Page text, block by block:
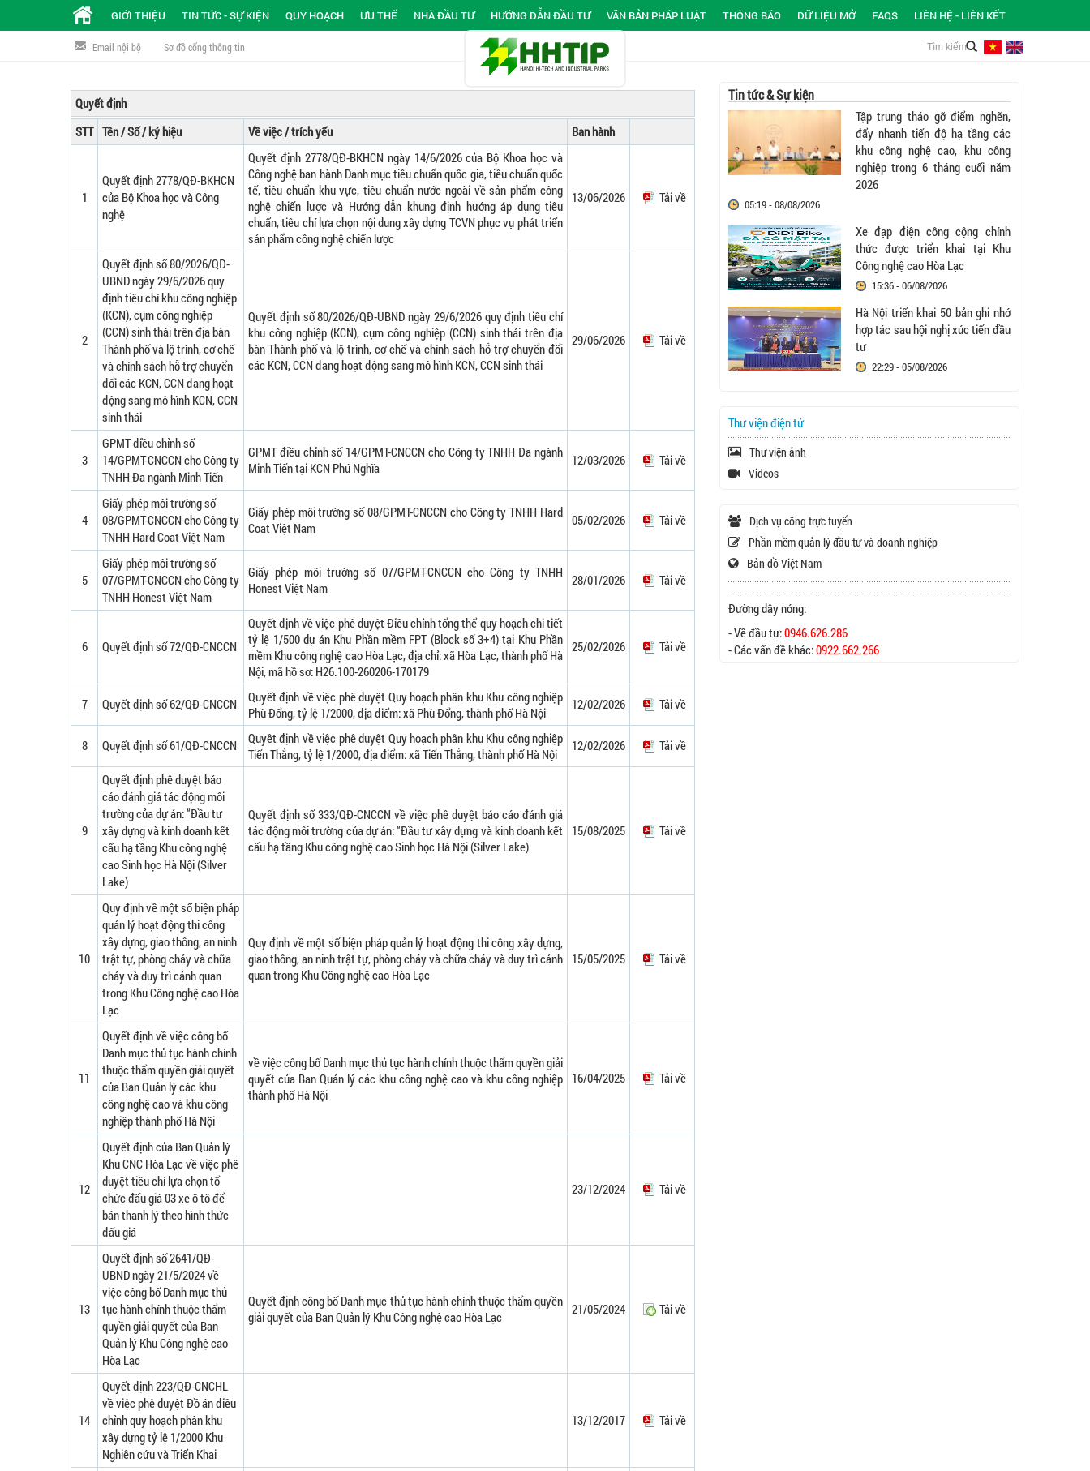
GIỚI THIỆU TIN TỨC - SỰ KIỆN QUY HOẠCH ƯU THẾ NHÀ ĐẦU TƯ HƯỚNG DẪN ĐẦU TƯ VĂN BẢN PHÁP LUẬT THÔNG BÁO DỮ LIỆU MỞ FAQS LIÊN HỆ - LIÊN KẾT
Email nội bộ Sơ đồ cổng thông tin
Quyết định
STT Tên / Số / ký hiệu Về việc / trích yếu Ban hành
1
Quyết định 2778/QĐ-BKHCN
của Bộ Khoa học và Công
nghệ
Quyết định 2778/QĐ-BKHCN ngày 14/6/2026 của Bộ Khoa học và
Công nghệ ban hành Danh mục tiêu chuẩn quốc gia, tiêu chuẩn quốc
tế, tiêu chuẩn khu vực, tiêu chuẩn nước ngoài về sản phẩm công
nghệ chiến lược và Hướng dẫn khung định hướng áp dụng tiêu
chuẩn, tiêu chí lựa chọn nội dung xây dựng TCVN phục vụ phát triển
sản phẩm công nghệ chiến lược
13/06/2026 Tải về
2
Quyết định số 80/2026/QĐ-
UBND ngày 29/6/2026 quy
định tiêu chí khu công nghiệp
(KCN), cụm công nghiệp
(CCN) sinh thái trên địa bàn
Thành phố và lộ trình, cơ chế
và chính sách hỗ trợ chuyển
đổi các KCN, CCN đang hoạt
động sang mô hình KCN, CCN
sinh thái
Quyết định số 80/2026/QĐ-UBND ngày 29/6/2026 quy định tiêu chí
khu công nghiệp (KCN), cụm công nghiệp (CCN) sinh thái trên địa
bàn Thành phố và lộ trình, cơ chế và chính sách hỗ trợ chuyển đổi
các KCN, CCN đang hoạt động sang mô hình KCN, CCN sinh thái
29/06/2026 Tải về
3
GPMT điều chỉnh số
14/GPMT-CNCCN cho Công ty
TNHH Đa ngành Minh Tiến
GPMT điều chỉnh số 14/GPMT-CNCCN cho Công ty TNHH Đa ngành
Minh Tiến tại KCN Phú Nghĩa
12/03/2026 Tải về
4
Giấy phép môi trường số
08/GPMT-CNCCN cho Công ty
TNHH Hard Coat Việt Nam
Giấy phép môi trường số 08/GPMT-CNCCN cho Công ty TNHH Hard
Coat Việt Nam
05/02/2026 Tải về
5
Giấy phép môi trường số
07/GPMT-CNCCN cho Công ty
TNHH Honest Việt Nam
Giấy phép môi trường số 07/GPMT-CNCCN cho Công ty TNHH
Honest Việt Nam
28/01/2026 Tải về
6 Quyết định số 72/QĐ-CNCCN
Quyết định về việc phê duyệt Điều chỉnh tổng thể quy hoạch chi tiết
tỷ lệ 1/500 dự án Khu Phần mềm FPT (Block số 3+4) tại Khu Phần
mềm Khu công nghệ cao Hòa Lạc, địa chỉ: xã Hòa Lạc, thành phố Hà
Nội, mã hồ sơ: H26.100-260206-170179
25/02/2026 Tải về
7 Quyết định số 62/QĐ-CNCCN
Quyết định về việc phê duyệt Quy hoạch phân khu Khu công nghiệp
Phù Đổng, tỷ lệ 1/2000, địa điểm: xã Phù Đổng, thành phố Hà Nội
12/02/2026 Tải về
8 Quyết định số 61/QĐ-CNCCN
Quyêt định về việc phê duyệt Quy hoạch phân khu Khu công nghiệp
Tiến Thắng, tỷ lệ 1/2000, địa điểm: xã Tiến Thắng, thành phố Hà Nội
12/02/2026 Tải về
9
Quyết định phê duyệt báo
cáo đánh giá tác động môi
trường của dự án: “Đầu tư
xây dựng và kinh doanh kết
cấu hạ tầng Khu công nghệ
cao Sinh học Hà Nội (Silver
Lake)
Quyết định số 333/QĐ-CNCCN về việc phê duyệt báo cáo đánh giá
tác động môi trường của dự án: “Đầu tư xây dựng và kinh doanh kết
cấu hạ tầng Khu công nghệ cao Sinh học Hà Nội (Silver Lake)
15/08/2025 Tải về
10
Quy định về một số biện pháp
quản lý hoạt động thi công
xây dựng, giao thông, an ninh
trật tự, phòng cháy và chữa
cháy và duy trì cảnh quan
trong Khu Công nghệ cao Hòa
Lạc
Quy định về một số biện pháp quản lý hoạt động thi công xây dựng,
giao thông, an ninh trật tự, phòng cháy và chữa cháy và duy trì cảnh
quan trong Khu Công nghệ cao Hòa Lạc
15/05/2025 Tải về
11
Quyết định về việc công bố
Danh mục thủ tục hành chính
thuộc thẩm quyền giải quyết
của Ban Quản lý các khu
công nghệ cao và khu công
nghiệp thành phố Hà Nội
về việc công bố Danh mục thủ tục hành chính thuộc thẩm quyền giải
quyết của Ban Quản lý các khu công nghệ cao và khu công nghiệp
thành phố Hà Nội
16/04/2025 Tải về
12
Quyết định của Ban Quản lý
Khu CNC Hòa Lạc về việc phê
duyệt tiêu chí lựa chọn tổ
chức đấu giá 03 xe ô tô để
bán thanh lý theo hình thức
đấu giá
23/12/2024 Tải về
13
Quyết định số 2641/QĐ-
UBND ngày 21/5/2024 về
việc công bố Danh mục thủ
tục hành chính thuộc thẩm
quyền giải quyết của Ban
Quản lý Khu Công nghệ cao
Hòa Lạc
Quyết định công bố Danh mục thủ tục hành chính thuộc thẩm quyền
giải quyết của Ban Quản lý Khu Công nghệ cao Hòa Lạc
21/05/2024 Tải về
14
Quyết định 223/QĐ-CNCHL
về việc phê duyệt Đồ án điều
chỉnh quy hoạch phân khu
xây dựng tỷ lệ 1/2000 Khu
Nghiên cứu và Triển Khai
13/12/2017 Tải về
Tin tức & Sự kiện
Tập trung tháo gỡ điểm nghẽn,
đẩy nhanh tiến độ hạ tầng các
khu công nghệ cao, khu công
nghiệp trong 6 tháng cuối năm
2026
05:19 - 08/08/2026
Xe đạp điện công cộng chính
thức được triển khai tại Khu
Công nghệ cao Hòa Lạc
15:36 - 06/08/2026
Hà Nội triển khai 50 bản ghi nhớ
hợp tác sau hội nghị xúc tiến đầu
tư
22:29 - 05/08/2026
Thư viện điện tử
Thư viện ảnh
Videos
Dịch vụ công trực tuyến
Phần mềm quản lý đầu tư và doanh nghiệp
Bản đồ Việt Nam
Đường dây nóng:
- Về đầu tư:0946.626.286
- Các vấn đề khác:0922.662.266